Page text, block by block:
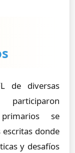
de diversas
se
donde
y desafíos